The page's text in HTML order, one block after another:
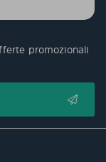
promozionali